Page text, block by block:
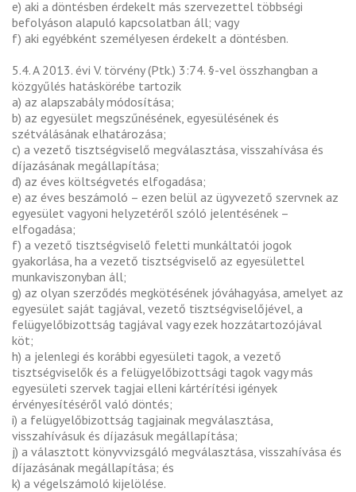
e) aki a döntésben érdekelt más szervezettel többségi
befolyáson alapuló kapcsolatban áll; vagy
f) aki egyébként személyesen érdekelt a döntésben.
5.4. A 2013. évi V. törvény (Ptk.) 3:74. §-vel összhangban a
közgyűlés hatáskörébe tartozik
a) az alapszabály módosítása;
b) az egyesület megszűnésének, egyesülésének és
szétválásának elhatározása;
c) a vezető tisztségviselő megválasztása, visszahívása és
díjazásának megállapítása;
d) az éves költségvetés elfogadása;
e) az éves beszámoló – ezen belül az ügyvezető szervnek az
egyesület vagyoni helyzetéről szóló jelentésének –
elfogadása;
f) a vezető tisztségviselő feletti munkáltatói jogok
gyakorlása, ha a vezető tisztségviselő az egyesülettel
munkaviszonyban áll;
g) az olyan szerződés megkötésének jóváhagyása, amelyet az
egyesület saját tagjával, vezető tisztségviselőjével, a
felügyelőbizottság tagjával vagy ezek hozzátartozójával
köt;
h) a jelenlegi és korábbi egyesületi tagok, a vezető
tisztségviselők és a felügyelőbizottsági tagok vagy más
egyesületi szervek tagjai elleni kártérítési igények
érvényesítéséről való döntés;
i) a felügyelőbizottság tagjainak megválasztása,
visszahívásuk és díjazásuk megállapítása;
j) a választott könyvvizsgáló megválasztása, visszahívása és
díjazásának megállapítása; és
k) a végelszámoló kijelölése.